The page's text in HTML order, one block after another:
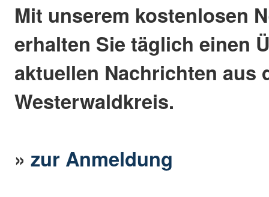
Mit unserem kostenlosen
erhalten Sie täglich einen
aktuellen Nachrichten aus
Westerwaldkreis.
»zur Anmeldung